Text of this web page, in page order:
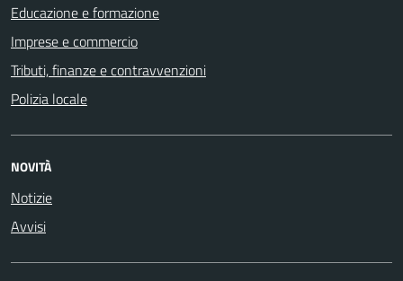
Educazione e formazione
Imprese e commercio
Tributi, finanze e contravvenzioni
Polizia locale
NOVITÀ
Notizie
Avvisi